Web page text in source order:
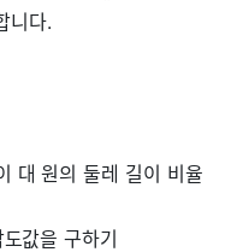
니다.
대 원의 둘레 길이 비율
값을 구하기